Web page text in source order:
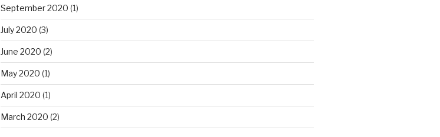
September 2020 (1)
July 2020 (3)
June 2020 (2)
May 2020 (1)
April 2020 (1)
March 2020 (2)